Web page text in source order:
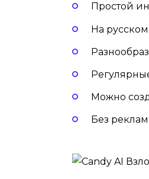
Простой
На
Можно
Без